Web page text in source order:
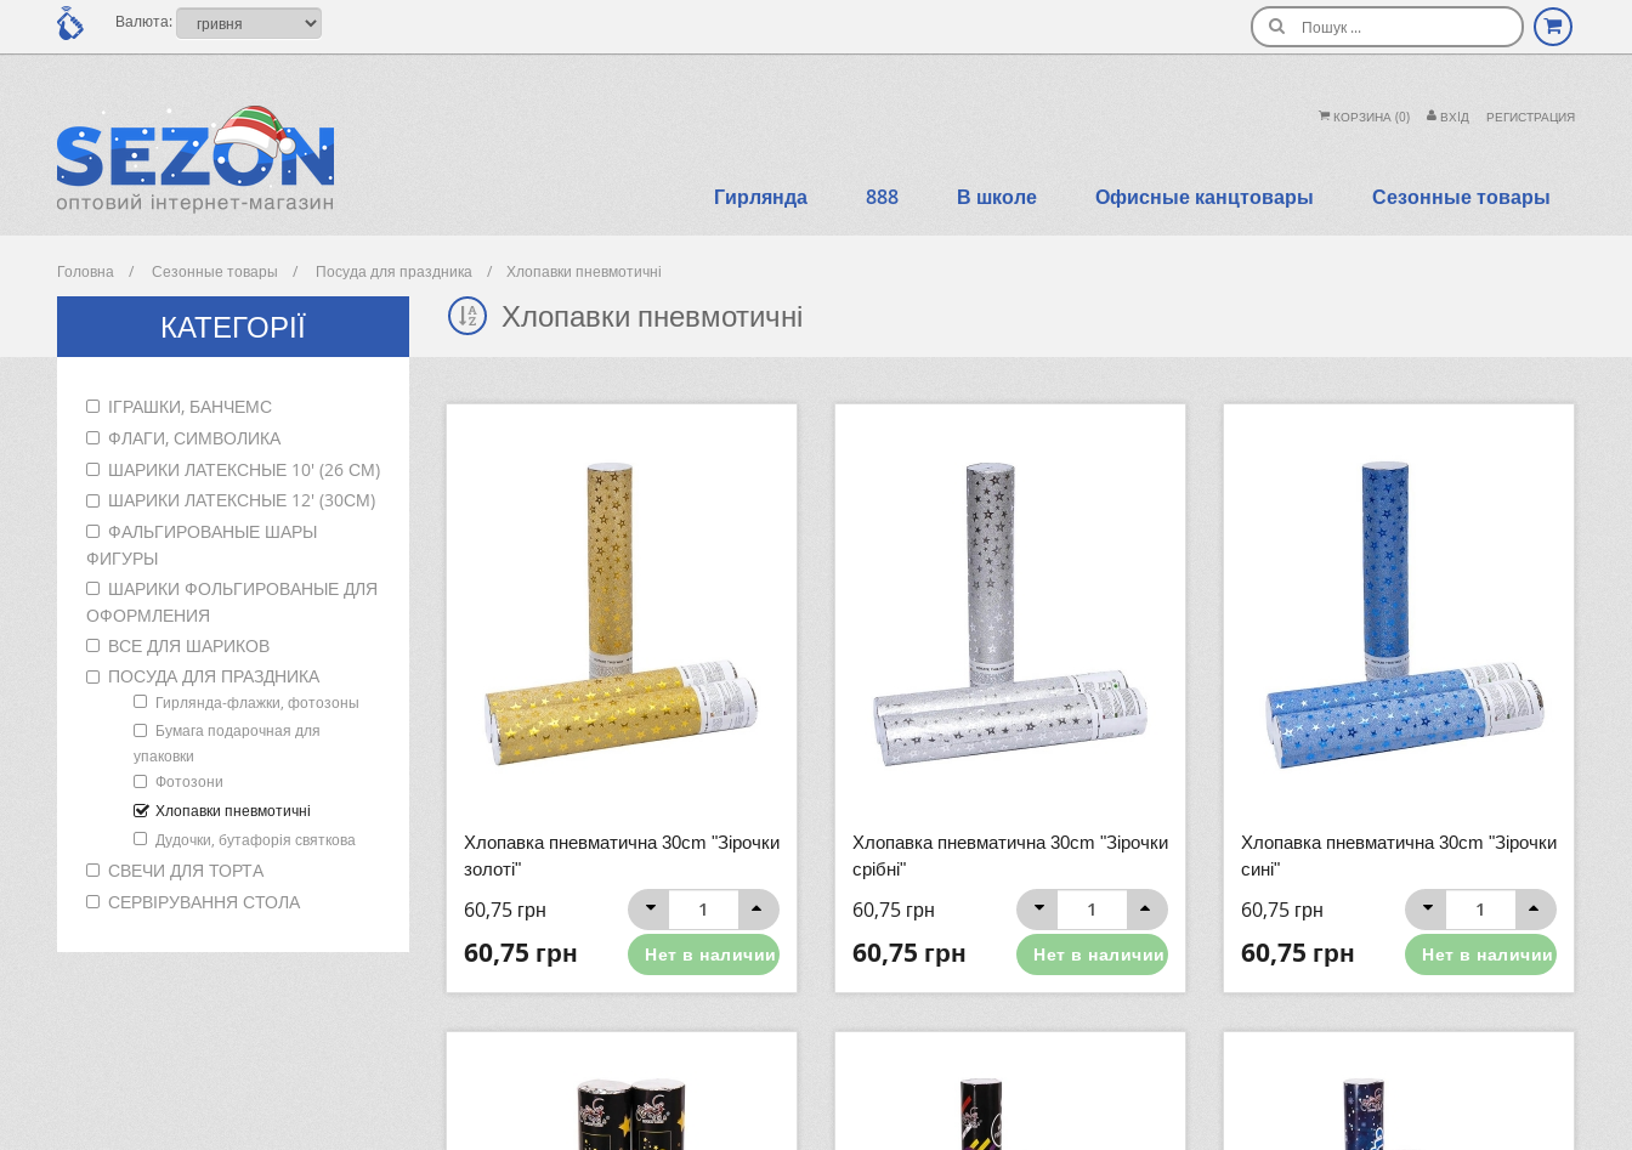
Валюта: Поиск
КОРЗИНА (0) ВХIД РЕГИСТРАЦИЯ
Гирлянда 888 В школе Офисные канцтовары Сезонные товары
Головна Сезонные товары Посуда для праздника Хлопавки пневмотичні
КАТЕГОРІЇ
ІГРАШКИ, БАНЧЕМС
ФЛАГИ, СИМВОЛИКА
ШАРИКИ ЛАТЕКСНЫЕ 10' (26 СМ)
ШАРИКИ ЛАТЕКСНЫЕ 12' (30СМ)
ФАЛЬГИРОВАНЫЕ ШАРЫ
ФИГУРЫ
ШАРИКИ ФОЛЬГИРОВАНЫЕ ДЛЯ
ОФОРМЛЕНИЯ
ВСЕ ДЛЯ ШАРИКОВ
ПОСУДА ДЛЯ ПРАЗДНИКА
Гирлянда-флажки, фотозоны
Бумага подарочная для
упаковки
Фотозони
Хлопавки пневмотичні
Дудочки, бутафорія святкова
СВЕЧИ ДЛЯ ТОРТА
СЕРВІРУВАННЯ СТОЛА
Хлопавки пневмотичні
Хлопавка пневматична 30cm "Зірочки
золоті"
60,75 грн
60,75 грн Нет в наличии
Хлопавка пневматична 30cm "Зірочки
срібні"
60,75 грн
60,75 грн Нет в наличии
Хлопавка пневматична 30cm "Зірочки
сині"
60,75 грн
60,75 грн Нет в наличии